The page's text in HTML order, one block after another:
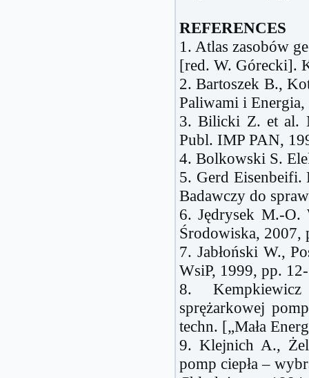
REFERENCES
1. Atlas zasobów
[red. W. Górecki].
2. Bartoszek B.,
Paliwami i
3. Bilicki Z. et al.
Publ. IMP PAN,
4. Bolkowski S.
5. Gerd Eisenbeifi.
Badawczy do
6. Jędrysek M.-O.
Środowiska, 2007,
7. Jabłoński W.,
WsiP, 1999, pp.
8.
sprężarkowej
techn. [„Mała
9. Klejnich A.,
pomp ciepła –